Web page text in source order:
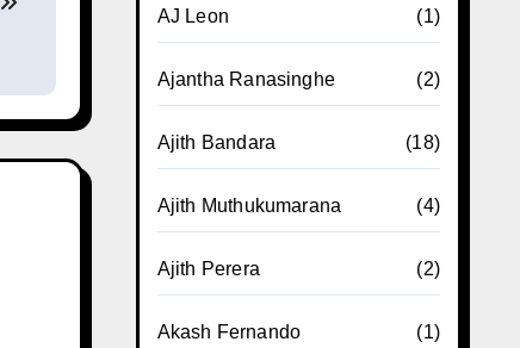
AJ Leon (1)
Ajantha Ranasinghe (2)
Ajith Bandara (18)
Ajith Muthukumarana (4)
Ajith Perera (2)
Akash Fernando (1)